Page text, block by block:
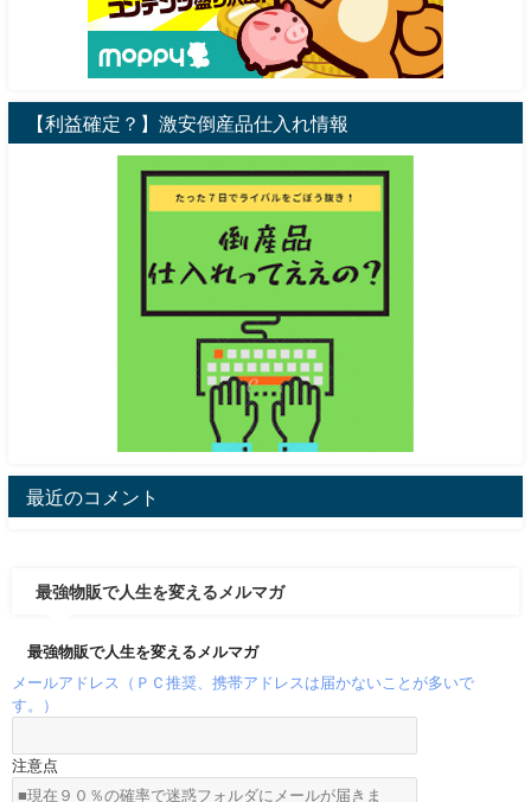
【利益確定？】激安倒産品仕入れ情報
最近のコメント
最強物販で人生を変えるメルマガ
最強物販で人生を変えるメルマガ
メールアドレス（ＰＣ推奨、携帯アドレスは届かないことが多いで
す。）
注意点